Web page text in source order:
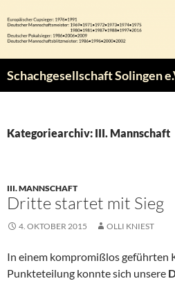
Inhalt
springen
Schachgesellschaft Solingen
Kategoriearchiv: III. Mannschaft
III. MANNSCHAFT
Dritte startet mit Sieg
4. OKTOBER 2015 OLLI KNIEST
In einem kompromißlos geführten
Punkteteilung konnte sich unsere